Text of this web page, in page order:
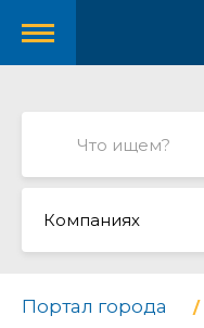
Компаниях
Портал города